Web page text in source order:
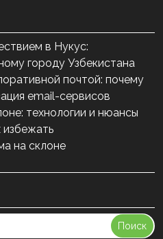
в Нукус:
городу Узбекистана
почтой: почему
email-сервисов
технологии и нюансы
избежать
на склоне
Поиск